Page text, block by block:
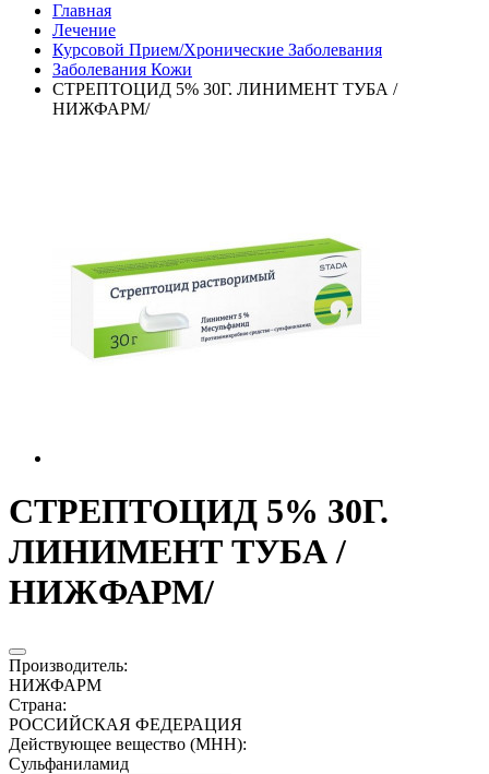
Главная
Лечение
Курсовой Прием/Хронические Заболевания
Заболевания Кожи
СТРЕПТОЦИД 5% 30Г. ЛИНИМЕНТ ТУБА /
НИЖФАРМ/
СТРЕПТОЦИД 5% 30Г.
ЛИНИМЕНТ ТУБА /
НИЖФАРМ/
Производитель:
НИЖФАРМ
Страна:
РОССИЙСКАЯ ФЕДЕРАЦИЯ
Действующее вещество (МНН):
Сульфаниламид